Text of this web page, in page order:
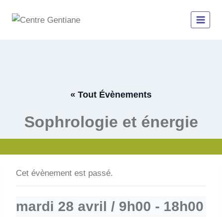
« Tout Évènements
Sophrologie et énergie
Cet évènement est passé.
mardi 28 avril / 9h00 - 18h00